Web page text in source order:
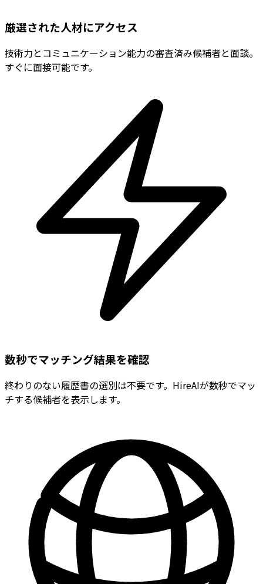
厳選された人材にアクセス
技術力とコミュニケーション能力の審査済み候補者と面談。
すぐに面接可能です。
数秒でマッチング結果を確認
終わりのない履歴書の選別は不要です。HireAIが数秒でマッ
チする候補者を表示します。